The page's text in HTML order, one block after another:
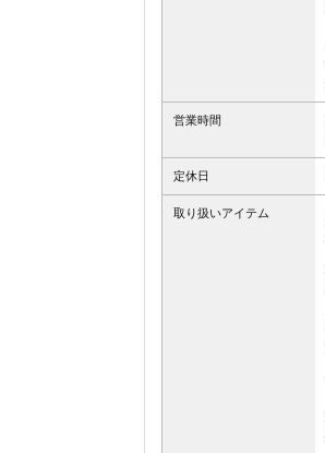
営業時間
定休日
取り扱いアイテム